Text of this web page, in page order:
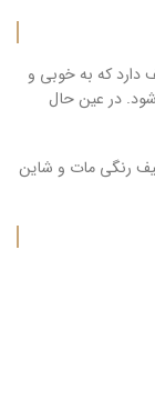
و لطیف دارد که به خوبی و
در عین حال
رنگی مات و شاین